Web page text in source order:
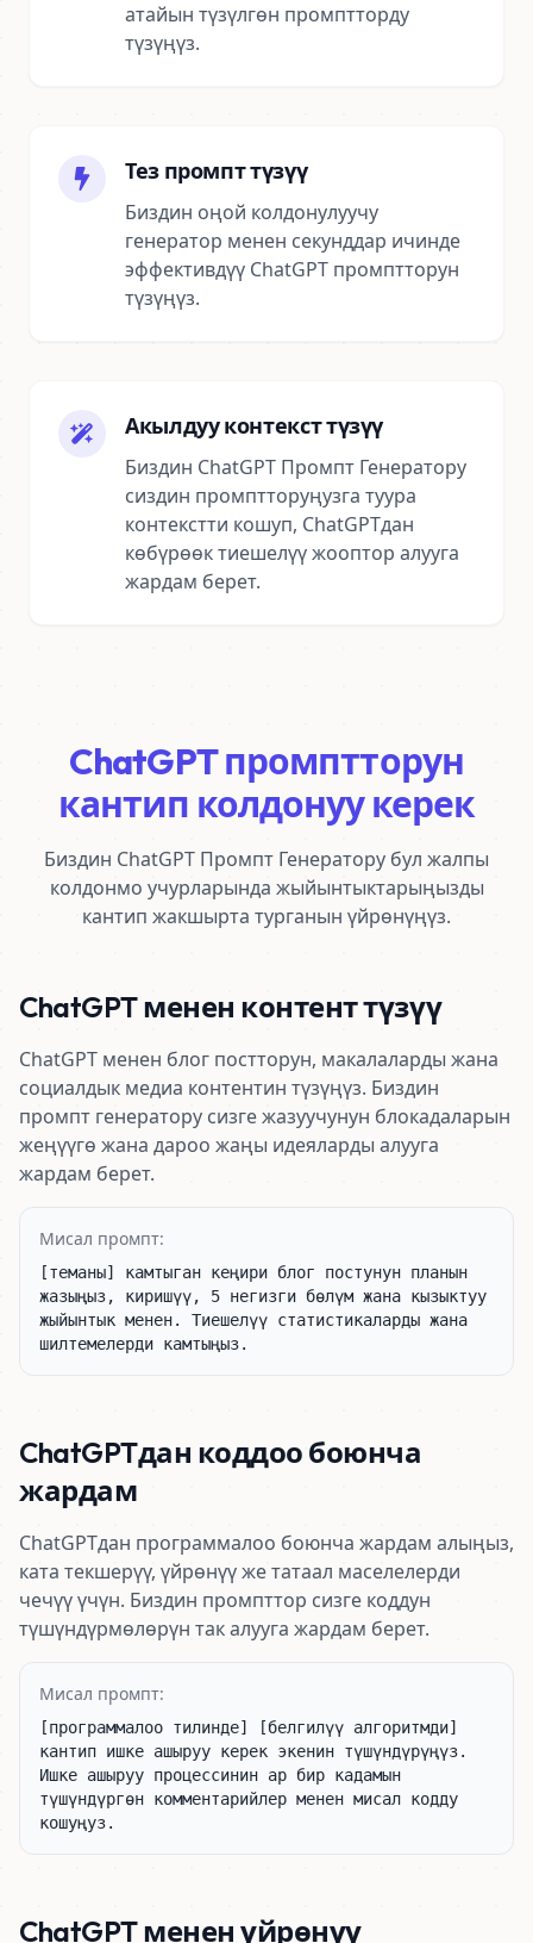
атайын түзүлгөн промптторду
түзүңүз.
Тез промпт түзүү
Биздин оңой колдонулуучу
генератор менен секунддар ичинде
эффективдүү ChatGPT промптторун
түзүңүз.
Акылдуу контекст түзүү
Биздин ChatGPT Промпт Генератору
сиздин промптторуңузга туура
контекстти кошуп, ChatGPTдан
көбүрөөк тиешелүү жооптор алууга
жардам берет.
ChatGPT промптторун
кантип колдонуу керек
Биздин ChatGPT Промпт Генератору бул жалпы
колдонмо учурларында жыйынтыктарыңызды
кантип жакшырта турганын үйрөнүңүз.
ChatGPT менен контент түзүү
ChatGPT менен блог постторун, макалаларды жана
социалдык медиа контентин түзүңүз. Биздин
промпт генератору сизге жазуучунун блокадаларын
жеңүүгө жана дароо жаңы идеяларды алууга
жардам берет.
Мисал промпт:
[теманы] камтыган кеңири блог постунун планын
жазыңыз, киришүү, 5 негизги бөлүм жана кызыктуу
жыйынтык менен. Тиешелүү статистикаларды жана
шилтемелерди камтыңыз.
ChatGPTдан коддоо боюнча
жардам
ChatGPTдан программалоо боюнча жардам алыңыз,
ката текшерүү, үйрөнүү же татаал маселелерди
чечүү үчүн. Биздин промпттор сизге коддун
түшүндүрмөлөрүн так алууга жардам берет.
Мисал промпт:
[программалоо тилинде] [белгилүү алгоритмди]
кантип ишке ашыруу керек экенин түшүндүрүңүз.
Ишке ашыруу процессинин ар бир кадамын
түшүндүргөн комментарийлер менен мисал кодду
кошуңуз.
ChatGPT менен үйрөнүү